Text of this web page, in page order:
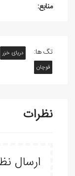
منابع:
تگ ها: دریای خزر
قوچان
نظرات
ارسال